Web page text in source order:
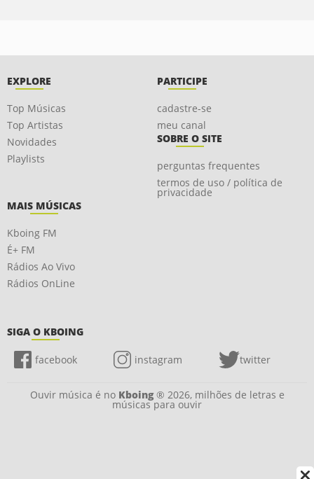
EXPLORE
Top Músicas
Top Artistas
Novidades
Playlists
PARTICIPE
cadastre-se
meu canal
SOBRE O SITE
perguntas frequentes
termos de uso / política de
privacidade
MAIS MÚSICAS
Kboing FM
É+ FM
Rádios Ao Vivo
Rádios OnLine
SIGA O KBOING
facebook instagram twitter
Ouvir música é no Kboing® 2026, milhões de letras e
músicas para ouvir